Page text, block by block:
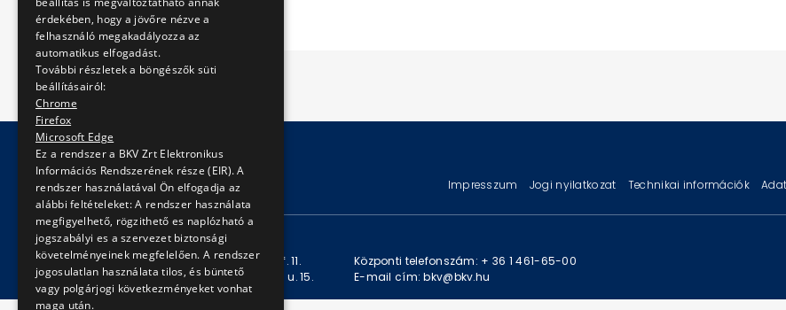
© Copyright 2026 BKV Zrt. Impresszum Jogi nyilatkozat Technikai információk
KAPCSOLAT
Levelezési cím: 1980 Budapest, Pf. 11.
Székhely: 1980 Budapest, Akácfa u. 15.
Központi telefonszám: + 36 1 461-65-00
E-mail cím: bkv@bkv.hu
érdekében, hogy a jövőre nézve a
felhasználó megakadályozza az
automatikus elfogadást.
További részletek a böngészők süti
beállításairól:
Chrome
Firefox
Microsoft Edge
Ez a rendszer a BKV Zrt Elektronikus
Információs Rendszerének része (EIR). A
rendszer használatával Ön elfogadja az
alábbi feltételeket: A rendszer használata
megfigyelhető, rögzithető es naplózható a
jogszabályi es a szervezet biztonsági
követelményeinek megfelelően. A rendszer
jogosulatlan használata tilos, és büntető
vagy polgárjogi következményeket vonhat
maga után.